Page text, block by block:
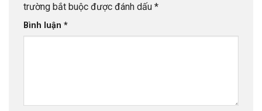
trường bắt buộc được đánh dấu *
Bình luận *